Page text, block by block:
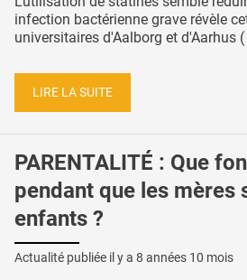
infection bactérienne grave révèle
universitaires d'Aalborg et d'Aarhus (
LIRE LA SUITE
PARENTALITÉ : Que
pendant que les mères
enfants ?
Actualité publiée il y a 8 années 10 mois